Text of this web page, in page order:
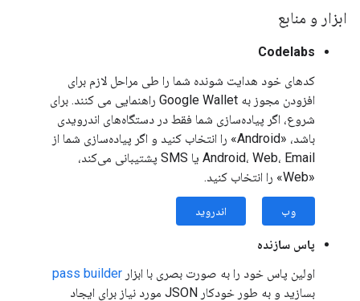
ابزار و منابع
Codelabs
کدهای خود هدایت شونده شما را طی مراحل لازم برای
افزودن مجوز به Google Wallet راهنمایی می کنند. برای
شروع، اگر پیاده‌سازی شما فقط در دستگاه‌های اندرویدی
باشد، «Android» را انتخاب کنید و اگر پیاده‌سازی شما از
Android، Web، Email یا SMS پشتیبانی می‌کند،
«Web» را انتخاب کنید.
وب اندروید
پاس سازنده
اولین پاس خود را به صورت بصری با ابزار pass builder
بسازید و به طور خودکار JSON مورد نیاز برای ایجاد